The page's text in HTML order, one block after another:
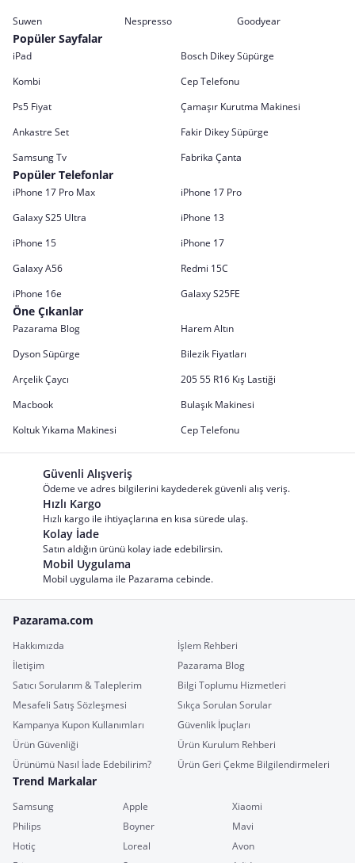
Suwen
Nespresso Goodyear
Popüler Sayfalar
iPad
Bosch Dikey Süpürge
Kombi
Cep Telefonu
Ps5 Fiyat
Çamaşır Kurutma Makinesi
Ankastre Set
Fakir Dikey Süpürge
Samsung Tv
Fabrika Çanta
Popüler Telefonlar
iPhone 17 Pro Max
iPhone 17 Pro
Galaxy S25 Ultra
iPhone 13
iPhone 15
iPhone 17
Galaxy A56
Redmi 15C
iPhone 16e
Galaxy S25FE
Öne Çıkanlar
Pazarama Blog
Harem Altın
Dyson Süpürge
Bilezik Fiyatları
Arçelik Çaycı
205 55 R16 Kış Lastiği
Macbook
Bulaşık Makinesi
Koltuk Yıkama Makinesi
Cep Telefonu
Güvenli Alışveriş
Ödeme ve adres bilgilerini kaydederek güvenli alış veriş.
Hızlı Kargo
Hızlı kargo ile ihtiyaçlarına en kısa sürede ulaş.
Kolay İade
Satın aldığın ürünü kolay iade edebilirsin.
Mobil Uygulama
Mobil uygulama ile Pazarama cebinde.
Pazarama.com
Hakkımızda
İşlem Rehberi
İletişim
Pazarama Blog
Satıcı Sorularım & Taleplerim
Bilgi Toplumu Hizmetleri
Mesafeli Satış Sözleşmesi
Sıkça Sorulan Sorular
Kampanya Kupon Kullanımları
Güvenlik İpuçları
Ürün Güvenliği
Ürün Kurulum Rehberi
Ürünümü Nasıl İade Edebilirim?
Ürün Geri Çekme Bilgilendirmeleri
Trend Markalar
Samsung Apple
Xiaomi
Philips
Boyner
Mavi
Hotiç
Loreal
Avon